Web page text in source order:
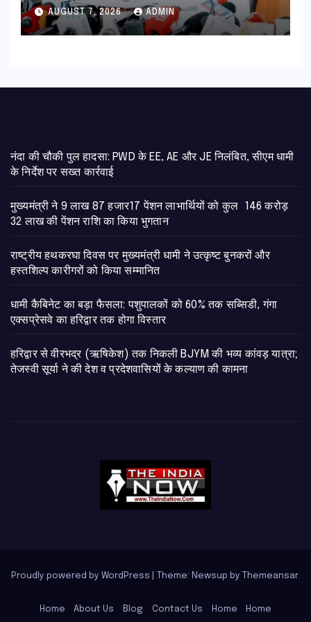
का हरिद्वार तक होगा विस्तार
AUGUST 7, 2026 ADMIN
नंदा की चौकी पुल हादसा: PWD के EE, AE और JE निलंबित, सीएम धामी
के निर्देश पर सख्त कार्रवाई
मुख्यमंत्री ने 9 लाख 87 हजार17 पेंशन लाभार्थियों को कुल 146 करोड़
32 लाख की पेंशन राशि का किया भुगतान
राष्ट्रीय हथकरघा दिवस पर मुख्यमंत्री धामी ने उत्कृष्ट बुनकरों और
हस्तशिल्प कारीगरों को किया सम्मानित
​धामी कैबिनेट का बड़ा फैसला: पशुपालकों को 60% तक सब्सिडी, गंगा
एक्सप्रेसवे का हरिद्वार तक होगा विस्तार
​हरिद्वार से वीरभद्र (ऋषिकेश) तक निकली BJYM की भव्य कांवड़ यात्रा;
तेजस्वी सूर्या ने की देश व प्रदेशवासियों के कल्याण की कामना
Proudly powered by WordPress Theme: Newsup by Themeansar.
Home About Us Blog Contact Us Home Home